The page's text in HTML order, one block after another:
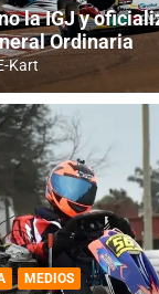
la IGJ y
Ordinaria
Kart
MEDIOS